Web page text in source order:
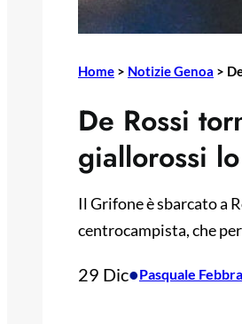
Home > Notizie Genoa >
De Rossi
giallorossi
Il Grifone è sbarcato a
centrocampista, che
29 Dic•Pasquale